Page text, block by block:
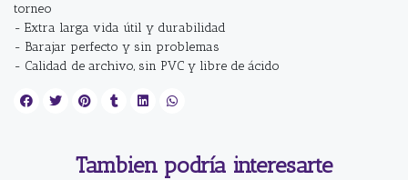
torneo
- Extra larga vida útil y durabilidad
- Barajar perfecto y sin problemas
- Calidad de archivo, sin PVC y libre de ácido
Tambien podría interesarte